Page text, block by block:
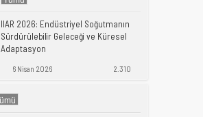
IIAR 2026: Endüstriyel Soğutmanın
Sürdürülebilir Geleceği ve Küresel
Adaptasyon
6 Nisan 2026 2.310